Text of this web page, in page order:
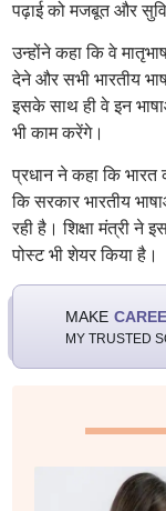
पढ़ाई को मजबूत और
उन्होंने कहा कि वे
देने और सभी भारतीय
इसके साथ ही वे इन
भी काम करेंगे।
प्रधान ने कहा कि भारत
कि सरकार भारतीय
रही है। शिक्षा मंत्री
पोस्ट भी शेयर किया है।
MAKE
MY TRUSTED